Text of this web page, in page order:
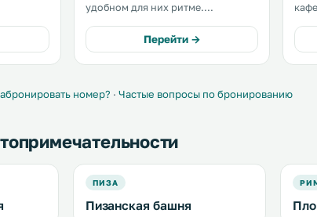
дель-
удобном для них ритме.
невероятной роскоши с видом на
великолепную площадь Дуомо.
Апартаменты расположены в
18-го века. .
Перейти →
номер? · Частые вопросы по бронированию
ПИЗА
Пизанская башня